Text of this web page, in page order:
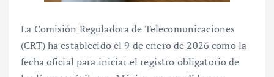
La Comisión Reguladora de Telecomunicaciones
(CRT) ha establecido el 9 de enero de 2026 como la
fecha oficial para iniciar el registro obligatorio de